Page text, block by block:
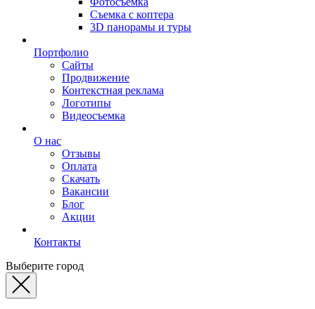
Съемка с коптера
3D панорамы и туры
Портфолио
Сайты
Продвижение
Контекстная реклама
Логотипы
Видеосъемка
О нас
Отзывы
Оплата
Скачать
Вакансии
Блог
Акции
Контакты
Выберите город